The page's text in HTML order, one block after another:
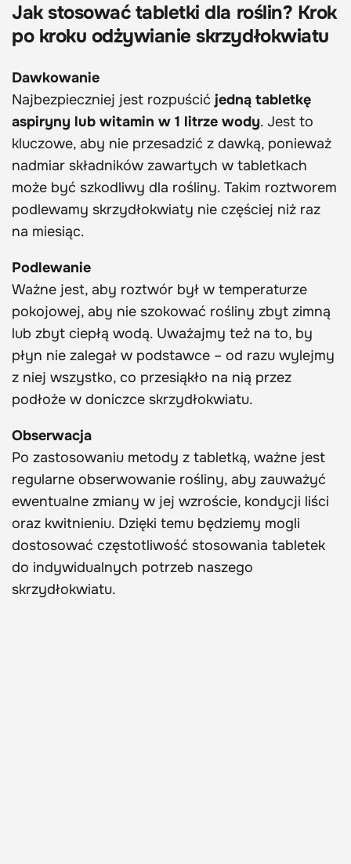
Jak stosować tabletki dla roślin? Krok
po kroku odżywianie skrzydłokwiatu
Dawkowanie
Najbezpieczniej jest rozpuścić jedną tabletkę
aspiryny lub witamin w 1 litrze wody. Jest to
kluczowe, aby nie przesadzić z dawką, ponieważ
nadmiar składników zawartych w tabletkach
może być szkodliwy dla rośliny. Takim roztworem
podlewamy skrzydłokwiaty nie częściej niż raz
na miesiąc.
Podlewanie
Ważne jest, aby roztwór był w temperaturze
pokojowej, aby nie szokować rośliny zbyt zimną
lub zbyt ciepłą wodą. Uważajmy też na to, by
płyn nie zalegał w podstawce – od razu wylejmy
z niej wszystko, co przesiąkło na nią przez
podłoże w doniczce skrzydłokwiatu.
Obserwacja
Po zastosowaniu metody z tabletką, ważne jest
regularne obserwowanie rośliny, aby zauważyć
ewentualne zmiany w jej wzroście, kondycji liści
oraz kwitnieniu. Dzięki temu będziemy mogli
dostosować częstotliwość stosowania tabletek
do indywidualnych potrzeb naszego
skrzydłokwiatu.